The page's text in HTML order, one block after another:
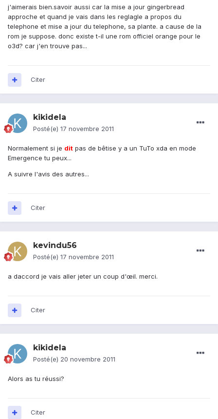
j'aimerais bien.savoir aussi car la mise a jour gingerbread
approche et quand je vais dans les reglagle a propos du
telephone et mise a jour du telephone, sa plante. a cause de la
rom je suppose. donc existe t-il une rom officiel orange pour le
o3d? car j'en trouve pas...
Citer
kikidela
Posté(e) 17 novembre 2011
Normalement si je dit pas de bêtise y a un TuTo xda en mode
Emergence tu peux...
A suivre l'avis des autres...
Citer
kevindu56
Posté(e) 17 novembre 2011
a daccord je vais aller jeter un coup d'œil. merci.
Citer
kikidela
Posté(e) 20 novembre 2011
Alors as tu réussi?
Citer